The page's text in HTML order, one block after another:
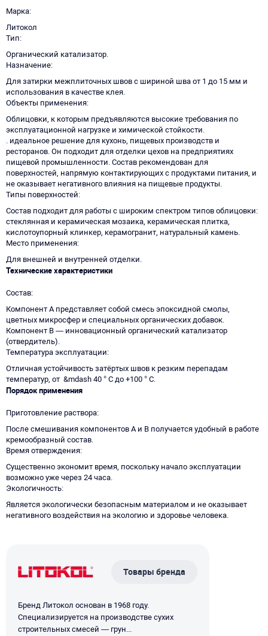
Марка
Литокол
Тип
Органический катализатор.
Назначение
Для затирки межплиточных швов с шириной шва от 1 до 15 мм и
использования в качестве клея.
Объекты применения
Облицовки, к которым предъявляются высокие требования по
эксплуатационной нагрузке и химической стойкости.
. идеальное решение для кухонь, пищевых производств и
ресторанов. Он подходит для отделки цехов на предприятиях
пищевой промышленности. Состав рекомендован для
поверхностей, напрямую контактирующих с продуктами питания, и
не оказывает негативного влияния на пищевые продукты.
Типы поверхностей
Состав подходит для работы с широким спектром типов облицовки:
стеклянная и керамическая мозаика, керамическая плитка,
кислотоупорный клинкер, керамогранит, натуральный камень.
Место применения
Для внешней и внутренней отделки.
Технические характеристики
Состав
Компонент А представляет собой смесь эпоксидной смолы,
цветных микросфер и специальных органических добавок.
Компонент В — инновационный органический катализатор
(отвердитель).
Температура эксплуатации
Отличная устойчивость затёртых швов к резким перепадам
температур, от &mdash 40 ° C до +100 ° C.
Порядок применения
Приготовление раствора
После смешивания компонентов А и В получается удобный в работе
кремообразный состав.
Время отверждения
Существенно экономит время, поскольку начало эксплуатации
возможно уже через 24 часа.
Экологичность
Является экологически безопасным материалом и не оказывает
негативного воздействия на экологию и здоровье человека.
Товары бренда
Бренд Литокол основан в 1968 году.
Специализируется на производстве сухих
строительных смесей — грун...